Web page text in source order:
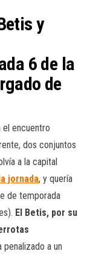
y
6 de la
de
el encuentro
dos conjuntos
a la capital
jornada, y quería
de temporada
El Betis, por su
a un